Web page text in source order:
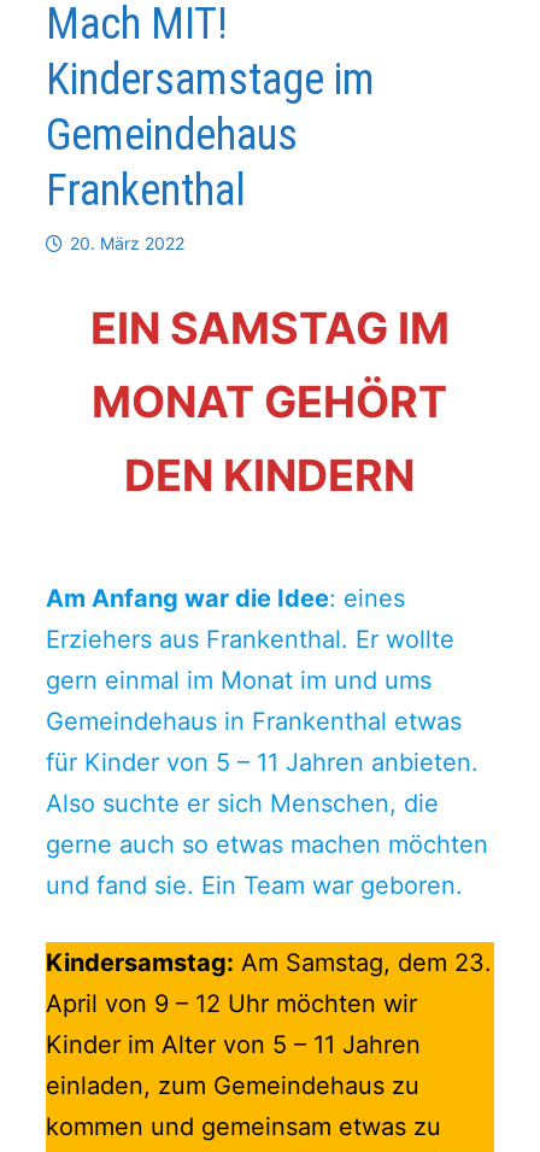
Mach MIT!
Kindersamstage im
Gemeindehaus
Frankenthal
20. März 2022
EIN SAMSTAG IM
MONAT GEHÖRT
DEN KINDERN
Am Anfang war die Idee: eines
Erziehers aus Frankenthal. Er wollte
gern einmal im Monat im und ums
Gemeindehaus in Frankenthal etwas
für Kinder von 5 – 11 Jahren anbieten.
Also suchte er sich Menschen, die
gerne auch so etwas machen möchten
und fand sie. Ein Team war geboren.
Kindersamstag: Am Samstag, dem 23.
April von 9 – 12 Uhr möchten wir
Kinder im Alter von 5 – 11 Jahren
einladen, zum Gemeindehaus zu
kommen und gemeinsam etwas zu